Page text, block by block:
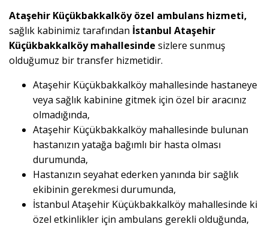
Ataşehir Küçükbakkalköy özel ambulans hizmeti,
sağlık kabinimiz tarafından İstanbul Ataşehir
Küçükbakkalköy mahallesinde sizlere sunmuş
olduğumuz bir transfer hizmetidir.
Ataşehir Küçükbakkalköy mahallesinde hastaneye
veya sağlık kabinine gitmek için özel bir aracınız
olmadığında,
Ataşehir Küçükbakkalköy mahallesinde bulunan
hastanızın yatağa bağımlı bir hasta olması
durumunda,
Hastanızın seyahat ederken yanında bir sağlık
ekibinin gerekmesi durumunda,
İstanbul Ataşehir Küçükbakkalköy mahallesinde ki
özel etkinlikler için ambulans gerekli olduğunda,